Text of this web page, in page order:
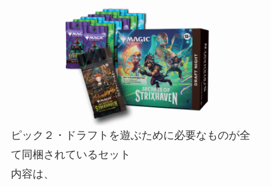
ピック２・ドラフトを遊ぶために必要なものが全
て同梱されているセット
内容は、